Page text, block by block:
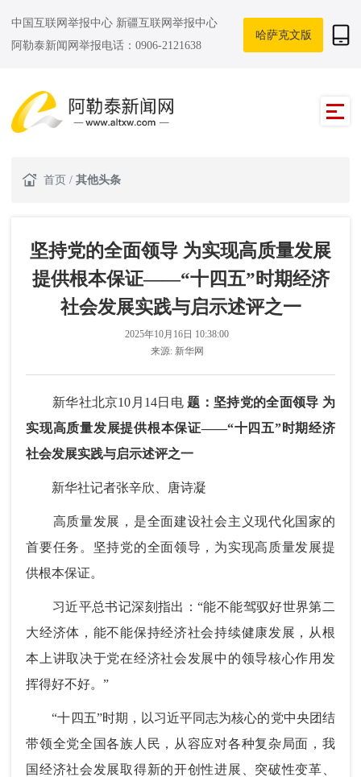
中国互联网举报中心 新疆互联网举报中心
阿勒泰新闻网举报电话：0906-2121638
哈萨克文版
首页 / 其他头条
坚持党的全面领导 为实现高质量发展
提供根本保证——“十四五”时期经济
社会发展实践与启示述评之一
2025年10月16日 10:38:00
来源: 新华网
新华社北京10月14日电题：坚持党的全面领导 为
实现高质量发展提供根本保证——“十四五”时期经济
社会发展实践与启示述评之一
新华社记者张辛欣、唐诗凝
高质量发展，是全面建设社会主义现代化国家的
首要任务。坚持党的全面领导，为实现高质量发展提
供根本保证。
习近平总书记深刻指出：“能不能驾驭好世界第二
大经济体，能不能保持经济社会持续健康发展，从根
本上讲取决于党在经济社会发展中的领导核心作用发
挥得好不好。”
“十四五”时期，以习近平同志为核心的党中央团结
带领全党全国各族人民，从容应对各种复杂局面，我
国经济社会发展取得新的开创性进展、突破性变革、